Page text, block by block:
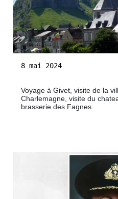
8 mai 2024
Voyage à Givet, visite de la
Charlemagne, visite du
brasserie des Fagnes.